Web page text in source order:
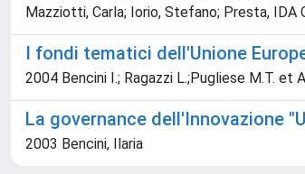
Mazziotti, Carla; Iorio, Stefano; Presta, IDA
I fondi tematici dell'Unione
2004 Bencini I.; Ragazzi L.;Pugliese M.T. et
La governance dell'Innovazione
2003 Bencini, Ilaria